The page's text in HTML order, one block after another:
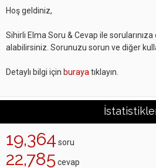
Hoş geldiniz,
Sihirli Elma Soru & Cevap ile
alabilirsiniz. Sorunuzu sorun ve diğer
Detaylı bilgi için buraya tıklayın.
19,364 soru
22,785 cevap